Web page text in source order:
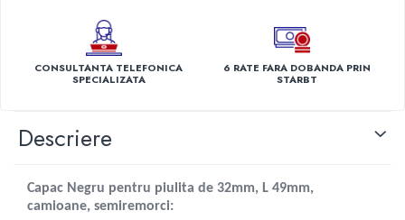
Bare LED (LED Bar) off-road, auto
Becuri auto
Becuri Xenon Auto
Faruri Camioane, Utilaje &
Tractoare
CONSULTANTA TELEFONICA
SPECIALIZATA
6 RATE FARA DOBANDA PRIN
STARBT
Descriere
Capac Negru pentru piulita de 32mm, L 49mm,
camioane, semiremorci: